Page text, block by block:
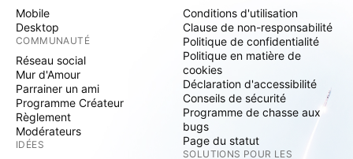
Mobile
Desktop
COMMUNAUTÉ
Réseau social
Mur d'Amour
Parrainer un ami
Programme Créateur
Règlement
Modérateurs
IDÉES
Conditions d'utilisation
Clause de non-responsabilité
Politique de confidentialité
Politique en matière de
cookies
Déclaration d'accessibilité
Conseils de sécurité
Programme de chasse aux
bugs
Page du statut
SOLUTIONS POUR LES